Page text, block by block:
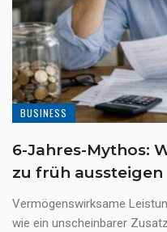
BUSINESS
6-Jahres-Mythos:
zu früh aussteigen
Vermögenswirksame
wie ein unscheinbarer